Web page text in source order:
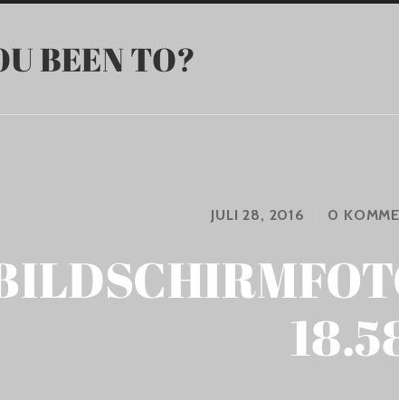
BEEN TO?
JULI 28, 2016 0